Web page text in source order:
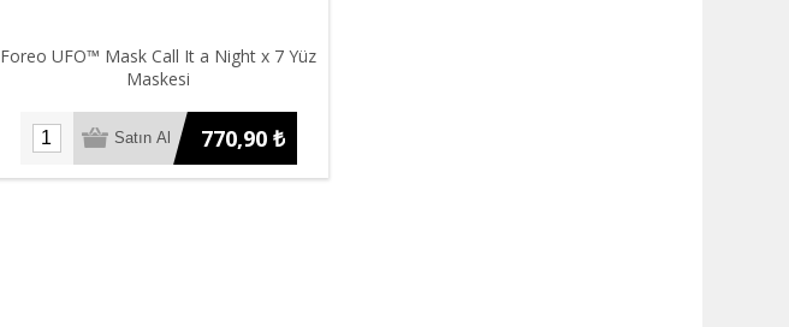
Foreo UFO™ Mask Call It a Night x 7 Yüz
Maskesi
770,90 ₺